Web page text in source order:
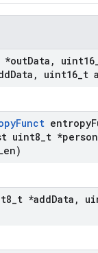
*outData , uint16
Data , uint16 t
Funct entropy
uint8 t
t *addData ,